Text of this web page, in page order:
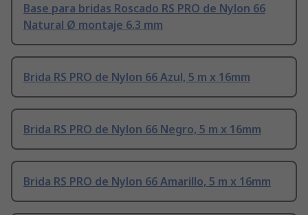
Base para bridas Roscado RS PRO de Nylon 66
Natural Ø montaje 6.3 mm
Brida RS PRO de Nylon 66 Azul, 5 m x 16mm
Brida RS PRO de Nylon 66 Negro, 5 m x 16mm
Brida RS PRO de Nylon 66 Amarillo, 5 m x 16mm